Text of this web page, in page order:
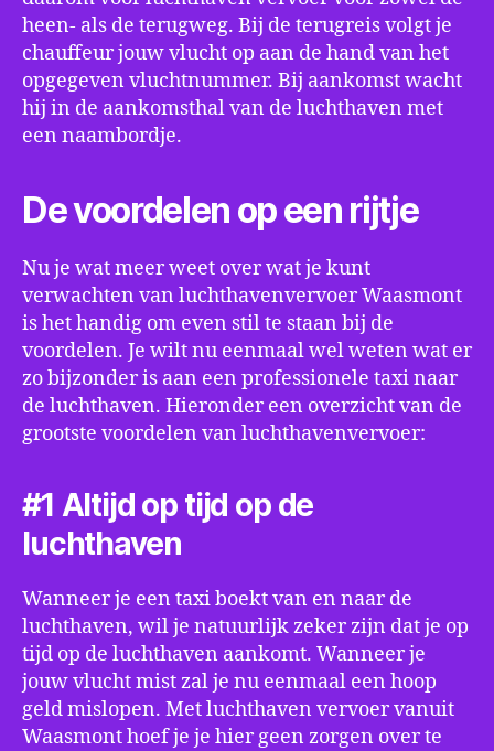
heen- als de terugweg. Bij de terugreis volgt je
chauffeur jouw vlucht op aan de hand van het
opgegeven vluchtnummer. Bij aankomst wacht
hij in de aankomsthal van de luchthaven met
een naambordje.
De voordelen op een rijtje
Nu je wat meer weet over wat je kunt
verwachten van luchthavenvervoer Waasmont
is het handig om even stil te staan bij de
voordelen. Je wilt nu eenmaal wel weten wat er
zo bijzonder is aan een professionele taxi naar
de luchthaven. Hieronder een overzicht van de
grootste voordelen van luchthavenvervoer:
#1 Altijd op tijd op de
luchthaven
Wanneer je een taxi boekt van en naar de
luchthaven, wil je natuurlijk zeker zijn dat je op
tijd op de luchthaven aankomt. Wanneer je
jouw vlucht mist zal je nu eenmaal een hoop
geld mislopen. Met luchthaven vervoer vanuit
Waasmont hoef je je hier geen zorgen over te